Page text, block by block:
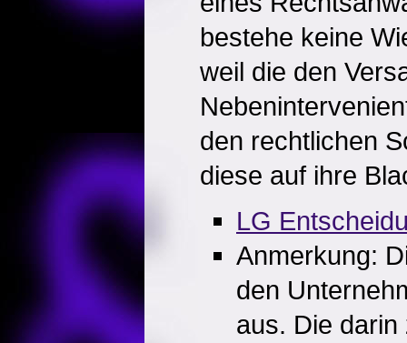
bestehe keine
weil die den
den rechtlichen
diese auf ihre
LG
Anmerkung:
den
aus. Die